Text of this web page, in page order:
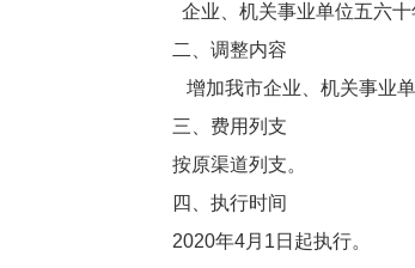
企业、机关事业单位五六
二、调整内容
增加我市企业、机关事业
三、费用列支
按原渠道列支。
四、执行时间
2020年4月1日起执行。